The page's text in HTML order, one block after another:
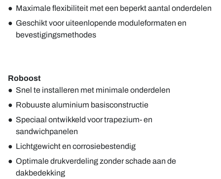
Maximale flexibiliteit met een beperkt aantal onderdelen
Geschikt voor uiteenlopende moduleformaten en
bevestigingsmethodes
Roboost
Snel te installeren met minimale onderdelen
Robuuste aluminium basisconstructie
Speciaal ontwikkeld voor trapezium- en
sandwichpanelen
Lichtgewicht en corrosiebestendig
Optimale drukverdeling zonder schade aan de
dakbedekking